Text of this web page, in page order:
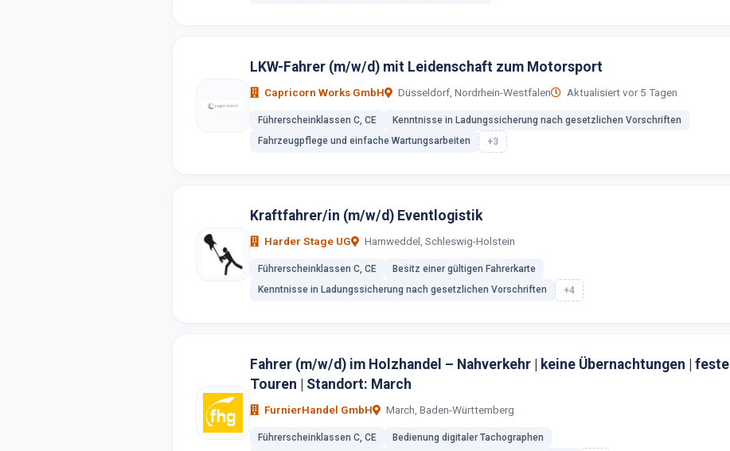
LKW-Fahrer (m/w/d) mit Leidenschaft zum Motorsport
Capricorn Works GmbH Düsseldorf, Nordrhein-Westfalen Aktualisiert vor 5 Tagen
Führerscheinklassen C, CE
Kenntnisse in Ladungssicherung nach gesetzlichen Vorschriften
Fahrzeugpflege und einfache Wartungsarbeiten
+3
Kraftfahrer/in (m/w/d) Eventlogistik
Harder Stage UG Hamweddel, Schleswig-Holstein
Führerscheinklassen C, CE
Besitz einer gültigen Fahrerkarte
Kenntnisse in Ladungssicherung nach gesetzlichen Vorschriften
+4
Fahrer (m/w/d) im Holzhandel – Nahverkehr | keine Übernachtungen | feste
Touren | Standort: March
FurnierHandel GmbH March, Baden-Württemberg
Führerscheinklassen C, CE
Bedienung digitaler Tachographen